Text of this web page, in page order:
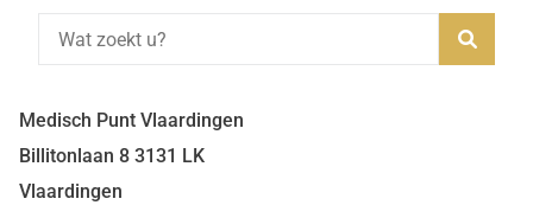
Medisch Punt Vlaardingen
Billitonlaan 8 3131 LK
Vlaardingen